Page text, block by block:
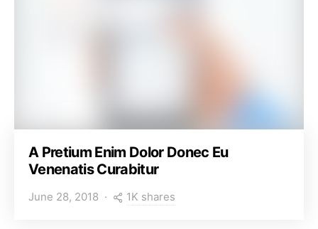
A Pretium Enim Dolor Donec Eu
Venenatis Curabitur
June 28, 2018 1K shares